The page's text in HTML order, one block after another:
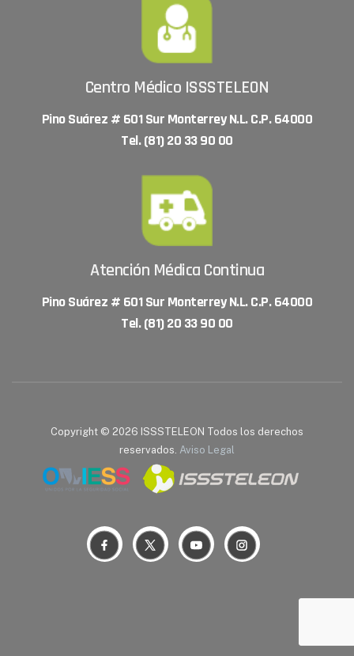
Centro Médico ISSSTELEON
Pino Suárez # 601 Sur Monterrey N.L. C.P. 64000
Tel. (81) 20 33 90 00
Atención Médica Continua
Pino Suárez # 601 Sur Monterrey N.L. C.P. 64000
Tel. (81) 20 33 90 00
Copyright © 2026 ISSSTELEON Todos los derechos
reservados. Aviso Legal